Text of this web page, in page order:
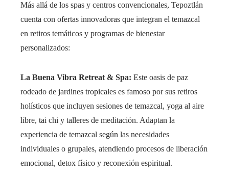
Más allá de los spas y centros convencionales, Tepoztlán
cuenta con ofertas innovadoras que integran el temazcal
en retiros temáticos y programas de bienestar
personalizados:
La Buena Vibra Retreat & Spa: Este oasis de paz
rodeado de jardines tropicales es famoso por sus retiros
holísticos que incluyen sesiones de temazcal, yoga al aire
libre, tai chi y talleres de meditación. Adaptan la
experiencia de temazcal según las necesidades
individuales o grupales, atendiendo procesos de liberación
emocional, detox físico y reconexión espiritual.